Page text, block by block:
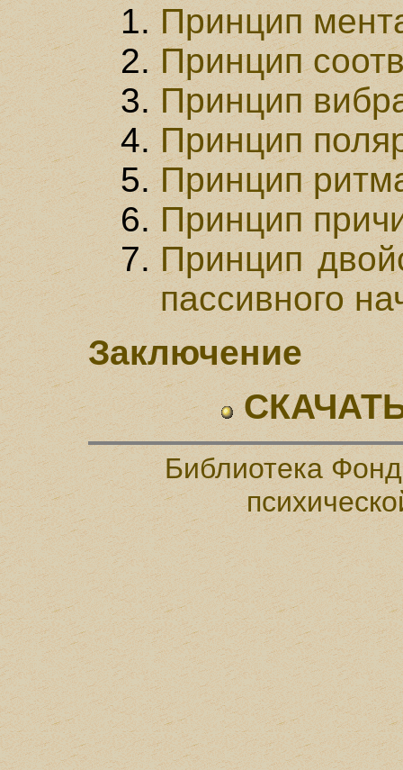
Принцип
Принцип
Принцип
Принцип
Принцип
Принцип
Принцип
пассивного
Заключение
Библиотека